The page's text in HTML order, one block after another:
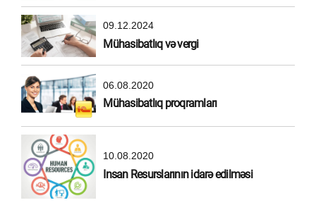
09.12.2024
Mühasibatlıq və vergi
06.08.2020
Mühasibatlıq proqramları
10.08.2020
Insan Resurslarının idarə edilməsi